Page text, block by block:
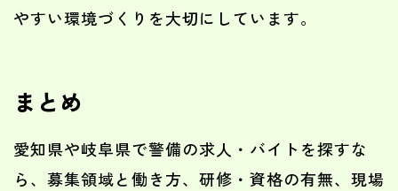
やすい環境づくりを大切にしています。
まとめ
愛知県や岐阜県で警備の求人・バイトを探すな
ら、募集領域と働き方、研修・資格の有無、現場